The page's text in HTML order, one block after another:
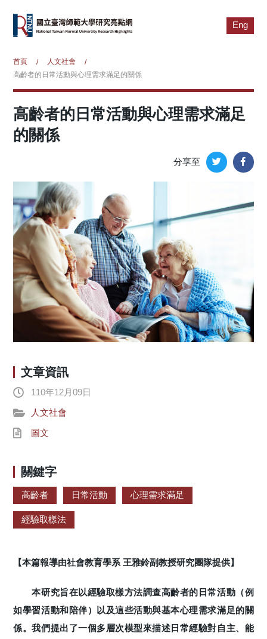
Eng
首頁 / 人文社會
/
高齡者的日常活動與心理需求滿足的關係
高齡者的日常活動與心理需求滿足
的關係
分享至
文章資訊
110年12月09日
人文社會
圖文
關鍵字
高齡者 日常活動 心理需求滿足
經驗取樣法
【本篇報導由社會教育學系 王雅鈴副教授研究團隊提供】
本研究旨在以經驗取樣方法調查高齡者的日常活動（例
如學習活動和陪伴）以及這些活動與基本心理需求滿足的關
係。我們提出了一個多層次模型來描述日常經驗對自主、能